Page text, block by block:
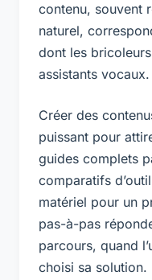
contenu, souvent
naturel,
dont les
assistants vocaux.
Créer des
puissant pour
guides complets
comparatifs
matériel pour un
pas-à-pas
parcours, quand
choisi sa solution.